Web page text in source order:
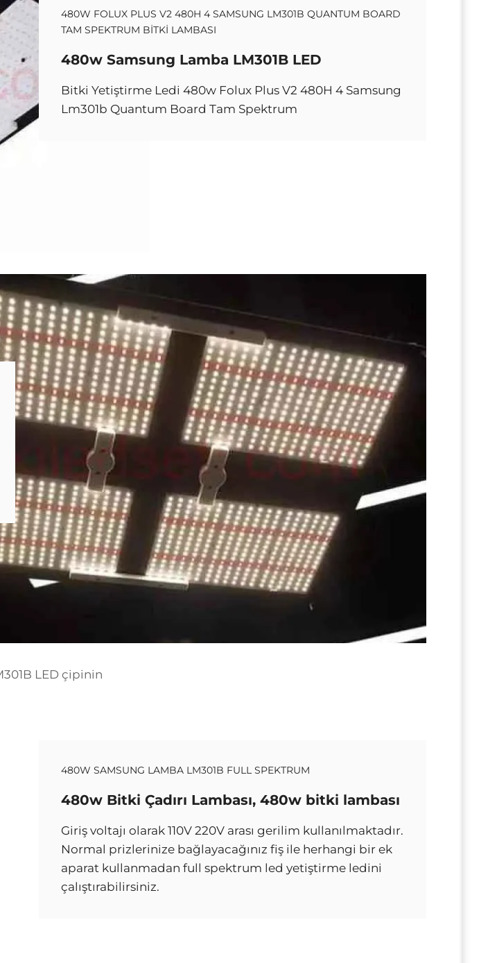
480W FOLUX PLUS V2 480H 4 SAMSUNG LM301B QUANTUM BOARD
TAM SPEKTRUM BITKI LAMBASI
480w Samsung Lamba LM301B LED
Bitki Yetiştirme Ledi 480w Folux Plus V2 480H 4 Samsung
Lm301b Quantum Board Tam Spektrum
480W SAMSUNG LAMBA LM301B FULL SPEKTRUM
480w Bitki Çadırı Lambası, 480w bitki lambası
Giriş voltajı olarak 110V 220V arası gerilim kullanılmaktadır.
Normal prizlerinize bağlayacağınız fiş ile herhangi bir ek
aparat kullanmadan full spektrum led yetiştirme ledini
çalıştırabilirsiniz.